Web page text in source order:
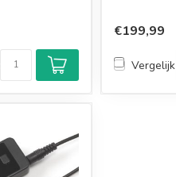
€199,99
Vergelijk